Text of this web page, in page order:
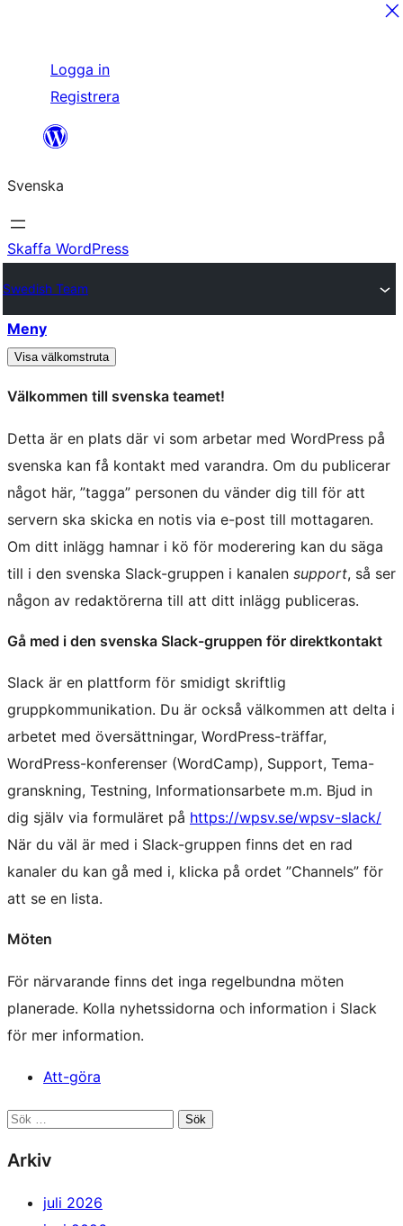
Hoppa
innehåll
Logga in
Registrera
Svenska
Skaffa WordPress
Swedish Team
Meny
Visa välkomstruta
Välkommen till svenska teamet!
Detta är en plats där vi som arbetar med WordPress på
svenska kan få kontakt med varandra. Om du publicerar
något här, ”tagga” personen du vänder dig till för att
servern ska skicka en notis via e-post till mottagaren.
Om ditt inlägg hamnar i kö för moderering kan du säga
till i den svenska Slack-gruppen i kanalen support, så ser
någon av redaktörerna till att ditt inlägg publiceras.
Gå med i den svenska Slack-gruppen för direktkontakt
Slack är en plattform för smidigt skriftlig
gruppkommunikation. Du är också välkommen att delta i
arbetet med översättningar, WordPress-träffar,
WordPress-konferenser (WordCamp), Support, Tema-
granskning, Testning, Informationsarbete m.m. Bjud in
dig själv via formuläret på https://wpsv.se/wpsv-slack/
När du väl är med i Slack-gruppen finns det en rad
kanaler du kan gå med i, klicka på ordet ”Channels” för
att se en lista.
Möten
För närvarande finns det inga regelbundna möten
planerade. Kolla nyhetssidorna och information i Slack
för mer information.
Att-göra
Resursfiler
på
Sök
Arkiv
juli 2026